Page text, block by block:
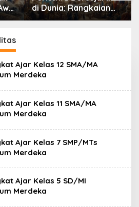
di Dunia: Rangkaian
Peristiwa Penting yang
Ajar Kelas 12 SMA/MA
Merdeka
Ajar Kelas 11 SMA/MA
Merdeka
Ajar Kelas 7 SMP/MTs
Merdeka
Ajar Kelas 5 SD/MI
Merdeka